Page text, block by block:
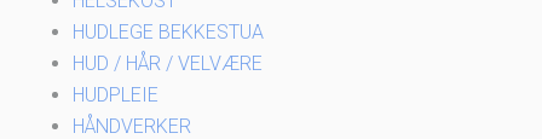
HUDLEGE BEKKESTUA
HUD / HÅR / VELVÆRE
HUDPLEIE
HÅNDVERKER